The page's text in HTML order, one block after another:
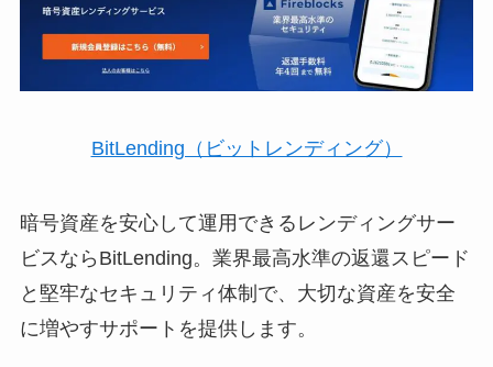
BitLending（ビットレンディング）
暗号資産を安心して運用できるレンディングサー
ビスならBitLending。業界最高水準の返還スピード
と堅牢なセキュリティ体制で、大切な資産を安全
に増やすサポートを提供します。